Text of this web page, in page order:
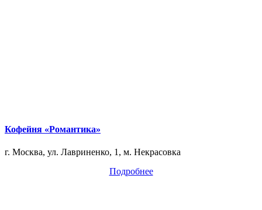
Кофейня «Романтика»
г. Москва, ул. Лавриненко, 1, м. Некрасовка
Подробнее